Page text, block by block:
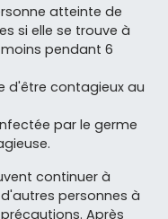
atteinte de
si elle se trouve à
pendant 6
d'être contagieux au
par le germe
continuer à
personnes à
Après